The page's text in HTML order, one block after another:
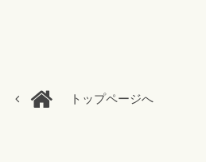
トップページへ